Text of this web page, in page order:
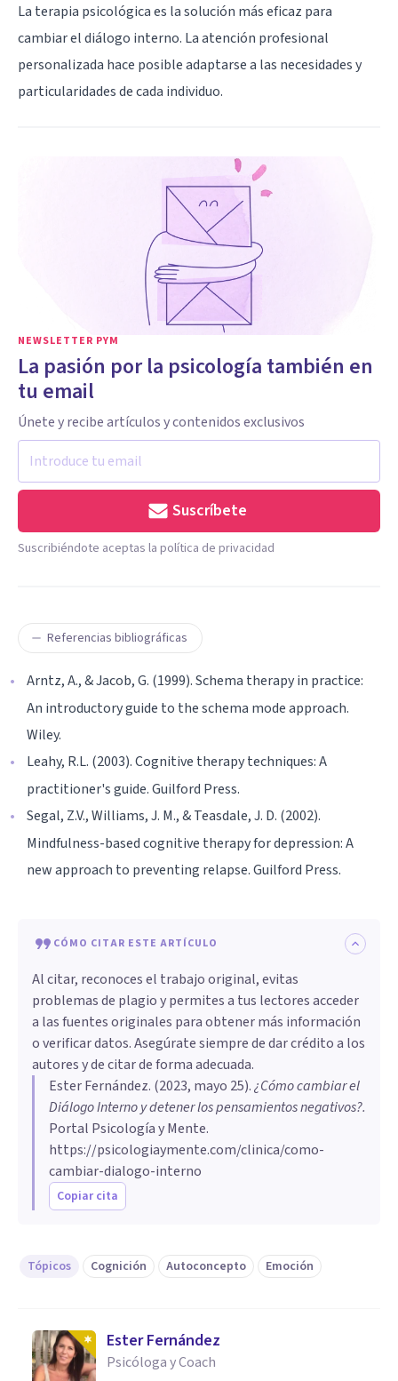
La terapia psicológica es la solución más eficaz para
cambiar el diálogo interno. La atención profesional
personalizada hace posible adaptarse a las necesidades y
particularidades de cada individuo.
NEWSLETTER PYM
La pasión por la psicología también en
tu email
Únete y recibe artículos y contenidos exclusivos
Suscríbete
Suscribiéndote aceptas la política de privacidad
Referencias bibliográficas
Arntz, A., & Jacob, G. (1999). Schema therapy in practice:
An introductory guide to the schema mode approach.
Wiley.
Leahy, R.L. (2003). Cognitive therapy techniques: A
practitioner's guide. Guilford Press.
Segal, Z.V., Williams, J. M., & Teasdale, J. D. (2002).
Mindfulness-based cognitive therapy for depression: A
new approach to preventing relapse. Guilford Press.
CÓMO CITAR ESTE ARTÍCULO
Al citar, reconoces el trabajo original, evitas
problemas de plagio y permites a tus lectores acceder
a las fuentes originales para obtener más información
o verificar datos. Asegúrate siempre de dar crédito a los
autores y de citar de forma adecuada.
Ester Fernández. (2023, mayo 25).¿Cómo cambiar el
Diálogo Interno y detener los pensamientos negativos?.
Portal Psicología y Mente.
https://psicologiaymente.com/clinica/como-
cambiar-dialogo-interno
Copiar cita
Tópicos Cognición Autoconcepto Emoción
Ester Fernández
Psicóloga y Coach